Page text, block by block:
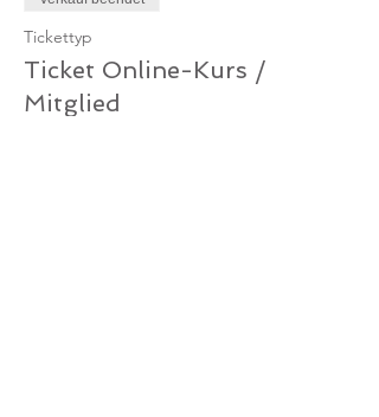
Tickettyp
Ticket Online-Kurs /
Mitglied